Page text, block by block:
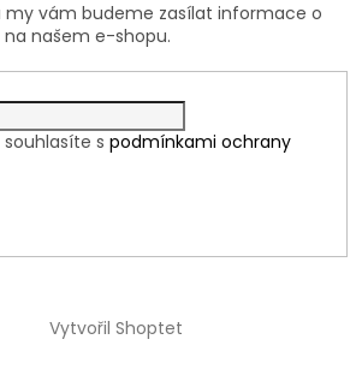
my vám budeme zasílat informace o
našem e-shopu.
s podmínkami ochrany
Vytvořil Shoptet